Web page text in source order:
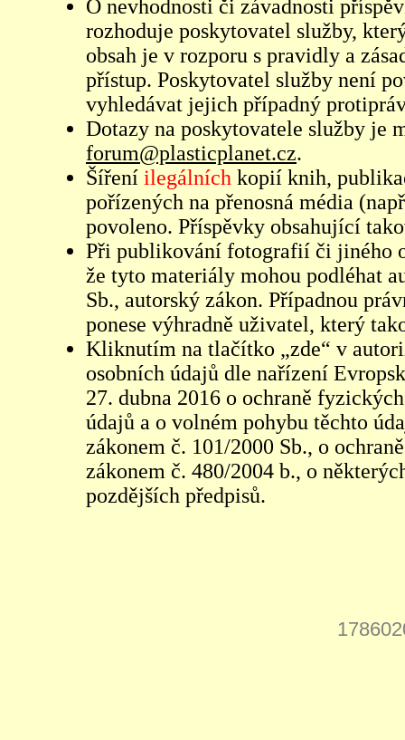
O nevhodnosti či závadnosti
rozhoduje poskytovatel služby,
obsah je v rozporu s pravidly a
přístup. Poskytovatel služby není
vyhledávat jejich případný
Dotazy na poskytovatele služby je
forum@plasticplanet.cz.
Šíření ilegálních kopií knih,
pořízených na přenosná média
povoleno. Příspěvky obsahující
Při publikování fotografií či jiného
že tyto materiály mohou podléhat
Sb., autorský zákon. Případnou
ponese výhradně uživatel, který
Kliknutím na tlačítko „zde“ v
osobních údajů dle nařízení
27. dubna 2016 o ochraně
údajů a o volném pohybu těchto
zákonem č. 101/2000 Sb., o
zákonem č. 480/2004 b., o
pozdějších předpisů.